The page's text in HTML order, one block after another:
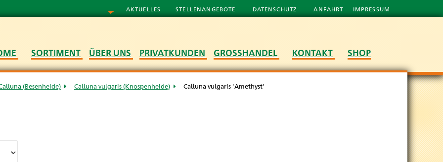
AKTUELLES STELLENANGEBOTE DATENSCHUTZ ANFAHRT IMPRESSUM
SORTIMENT ÜBER UNS PRIVATKUNDEN GROSSHANDEL KONTAKT SHOP
(Besenheide) Calluna vulgaris (Knospenheide) Calluna vulgaris 'Amethyst'